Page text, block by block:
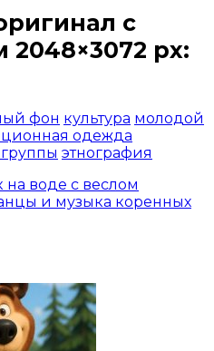
с
px:
фон культура молодой
одежда
этнография
воде с веслом
и музыка коренных